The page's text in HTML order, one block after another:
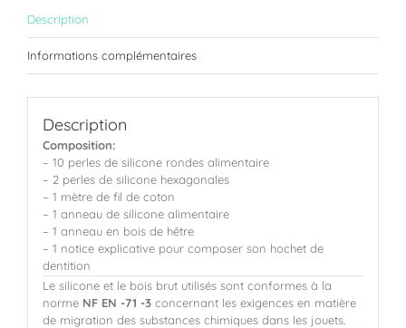
Description
Informations complémentaires
Description
Composition:
– 10 perles de silicone rondes alimentaire
– 2 perles de silicone hexagonales
– 1 mètre de fil de coton
– 1 anneau de silicone alimentaire
– 1 anneau en bois de hêtre
– 1 notice explicative pour composer son hochet de
dentition
Le silicone et le bois brut utilisés sont conformes à la
norme NF EN -71 -3concernant les exigences en matière
de migration des substances chimiques dans les jouets.